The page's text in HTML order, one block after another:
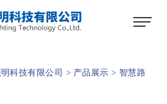
1
科技有限公司 > 产品展示 > 智慧路